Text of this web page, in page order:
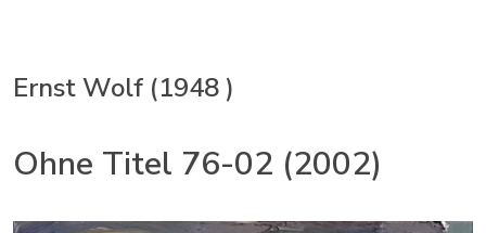
Ernst Wolf (1948 )
Ohne Titel 76-02 (2002)